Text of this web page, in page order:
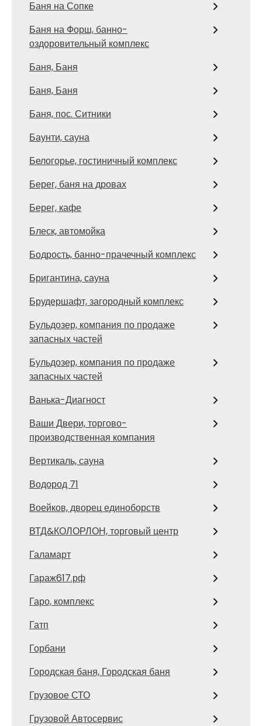
Баня на Сопке
Баня на Форш, банно-
оздоровительный комплекс
Баня, Баня
Баня, Баня
Баня, пос. Ситники
Баунти, сауна
Белогорье, гостиничный комплекс
Берег, баня на дровах
Берег, кафе
Блеск, автомойка
Бодрость, банно-прачечный комплекс
Бригантина, сауна
Брудершафт, загородный комплекс
Бульдозер, компания по продаже
запасных частей
Бульдозер, компания по продаже
запасных частей
Ванька-Диагност
Ваши Двери, торгово-
производственная компания
Вертикаль, сауна
Водород 71
Воейков, дворец единоборств
ВТД&КОЛОРЛОН, торговый центр
Галамарт
Гараж617.рф
Гаро, комплекс
Гатп
Горбани
Городская баня, Городская баня
Грузовое СТО
Грузовой Автосервис